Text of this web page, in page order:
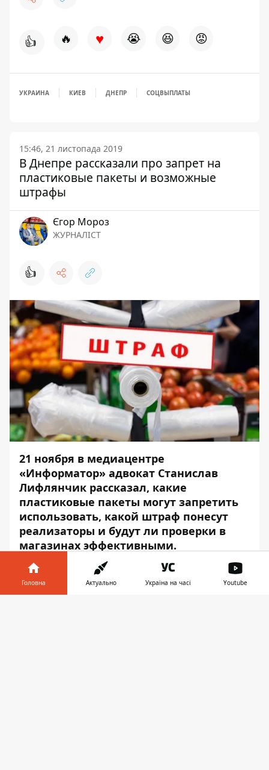
👍 🔥 ♥ 😭 😆 😡
УКРАИНА КИЕВ ДНЕПР СОЦВЫПЛАТЫ
15:46, 21 листопада 2019
В Днепре рассказали про запрет на
пластиковые пакеты и возможные
штрафы
Єгор Мороз
ЖУРНАЛІСТ
👍
21 ноября в медиацентре
«Информатор» адвокат Станислав
Лифлянчик рассказал, какие
пластиковые пакеты могут запретить
использовать, какой штраф понесут
реализаторы и будут ли проверки в
магазинах эффективными.
Головна Актуально Україна на часі Youtube